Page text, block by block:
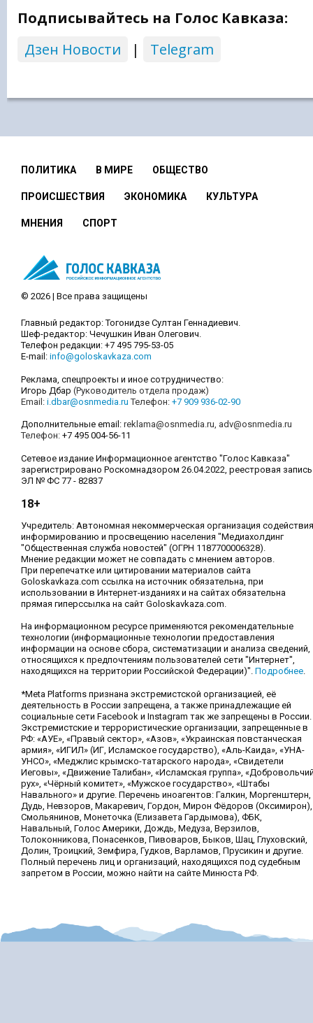
Подписывайтесь на Голос Кавказа:
Дзен Новости
| Telegram
ПОЛИТИКА В МИРЕ ОБЩЕСТВО
ПРОИСШЕСТВИЯ ЭКОНОМИКА КУЛЬТУРА
МНЕНИЯ СПОРТ
© 2026 | Все права защищены
Главный редактор: Тогонидзе Султан Геннадиевич.
Шеф-редактор: Чечушкин Иван Олегович.
Телефон редакции: +7 495 795-53-05
E-mail: info@goloskavkaza.com
Реклама, спецпроекты и иное сотрудничество:
Игорь Дбар (Руководитель отдела продаж)
Email: i.dbar@osnmedia.ru Телефон: +7 909 936-02-90
Дополнительные email: reklama@osnmedia.ru adv@osnmedia.ru
Телефон: +7 495 004-56-11
Сетевое издание Информационное агентство "Голос Кавказа"
зарегистрировано Роскомнадзором 26.04.2022, реестровая запись
ЭЛ № ФС 77 - 82837
18+
Учредитель: Автономная некоммерческая организация содействия
информированию и просвещению населения "Медиахолдинг
"Общественная служба новостей" (ОГРН 1187700006328).
Мнение редакции может не совпадать с мнением авторов.
При перепечатке или цитировании материалов сайта
Goloskavkaza.com ссылка на источник обязательна, при
использовании в Интернет-изданиях и на сайтах обязательна
прямая гиперссылка на сайт Goloskavkaza.com.
На информационном ресурсе применяются рекомендательные
технологии (информационные технологии предоставления
информации на основе сбора, систематизации и анализа сведений,
относящихся к предпочтениям пользователей сети "Интернет",
находящихся на территории Российской Федерации)". Подробнее
*Meta Platforms признана экстремистской организацией, её
деятельность в России запрещена, а также принадлежащие ей
социальные сети Facebook и Instagram так же запрещены в России.
Экстремистские и террористические организации, запрещенные в
РФ: «АУЕ», «Правый сектор», «Азов», «Украинская повстанческая
армия», «ИГИЛ» (ИГ, Исламское государство), «Аль-Каида», «УНА-
УНСО», «Меджлис крымско-татарского народа», «Свидетели
Иеговы», «Движение Талибан», «Исламская группа»,
рух», «Чёрный комитет», «Мужское государство», «Штабы
Навального» и другие. Перечень иноагентов: Галкин, Моргенштерн,
Дудь, Невзоров, Макаревич, Гордон, Мирон Фёдоров (Оксимирон),
Смольянинов, Монеточка (Елизавета Гардымова), ФБК,
Навальный, Голос Америки, Дождь, Медуза, Верзилов,
Толоконникова, Понасенков, Пивоваров, Быков, Шац, Глуховский,
Долин, Троицкий, Земфира, Гудков, Варламов, Прусикин и другие.
Полный перечень лиц и организаций, находящихся под судебным
запретом в России, можно найти на сайте Минюста РФ.